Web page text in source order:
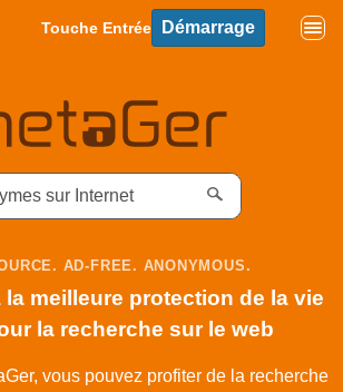
Touche Entrée Démarrage
AD-FREE. ANONYMOUS.
la meilleure protection de la vie
la recherche sur le web
vous pouvez profiter de la recherche